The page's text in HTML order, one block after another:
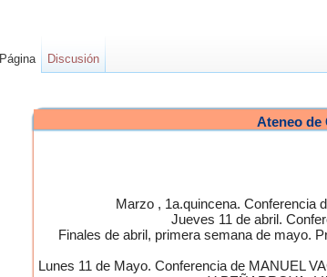
Ateneo de
Marzo , 1a.quincena. Conferencia
Jueves 11 de abril.
Finales de abril, primera semana de mayo.
Lunes 11 de Mayo. Conferencia de MANUEL
Página Discusión